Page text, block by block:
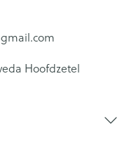
gmail.com
Hoofdzetel